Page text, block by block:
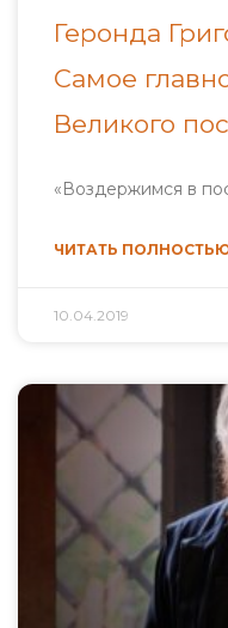
Геронда
Самое
Великого
«Воздержимся в
ЧИТАТЬ
10.04.2019